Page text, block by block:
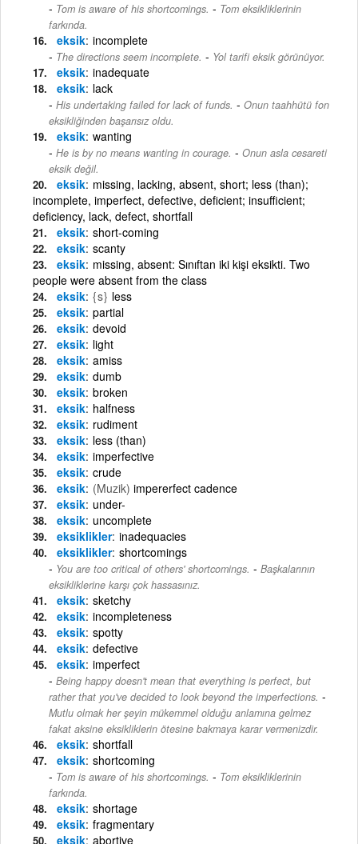
Tom is aware of his shortcomings. - Tom eksikliklerinin
farkında.
eksik incomplete
The directions seem incomplete. - Yol tarifi eksik görünüyor.
eksik inadequate
eksik lack
His undertaking failed for lack of funds. - Onun taahhütü fon
eksikliğinden başarısız oldu.
eksik wanting
He is by no means wanting in courage. - Onun asla cesareti
eksik değil.
eksik missing, lacking, absent, short; less (than);
incomplete, imperfect, defective, deficient; insufficient;
deficiency, lack, defect, shortfall
eksik short-coming
eksik scanty
eksik missing, absent: Sınıftan iki kişi eksikti. Two
people were absent from the class
eksik {s} less
eksik partial
eksik devoid
eksik light
eksik amiss
eksik dumb
eksik broken
eksik halfness
eksik rudiment
eksik less (than)
eksik imperfective
eksik crude
eksik (Muzik) impererfect cadence
eksik under-
eksik uncomplete
eksiklikler inadequacies
eksiklikler shortcomings
You are too critical of others' shortcomings. - Başkalarının
eksikliklerine karşı çok hassasınız.
eksik sketchy
eksik incompleteness
eksik spotty
eksik defective
eksik imperfect
Being happy doesn't mean that everything is perfect, but
rather that you've decided to look beyond the imperfections. -
Mutlu olmak her şeyin mükemmel olduğu anlamına gelmez
fakat aksine eksikliklerin ötesine bakmaya karar vermenizdir.
eksik shortfall
eksik shortcoming
Tom is aware of his shortcomings. - Tom eksikliklerinin
farkında.
eksik shortage
eksik fragmentary
eksik abortive